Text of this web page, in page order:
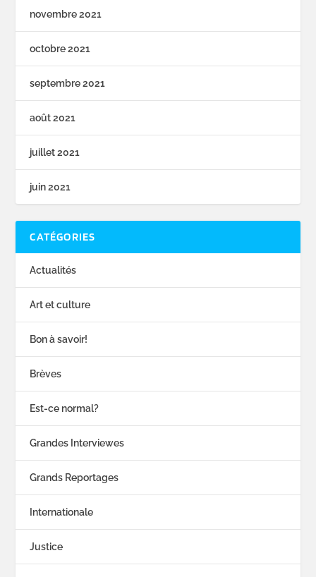
novembre 2021
octobre 2021
septembre 2021
août 2021
juillet 2021
juin 2021
CATÉGORIES
Actualités
Art et culture
Bon à savoir!
Brèves
Est-ce normal?
Grandes Interviewes
Grands Reportages
Internationale
Justice